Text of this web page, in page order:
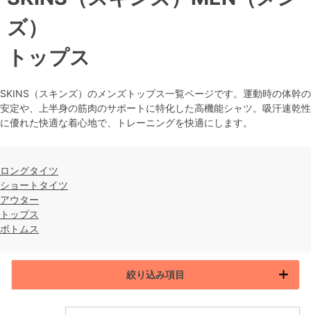
トップス
ズ）
SKINS（スキンズ）のメンズトップス一覧ページです。運動時の体幹の
安定や、上半身の筋肉のサポートに特化した高機能シャツ。吸汗速乾性
に優れた快適な着心地で、トレーニングを快適にします。
ロングタイツ
ショートタイツ
アウター
トップス
ボトムス
絞り込み項目